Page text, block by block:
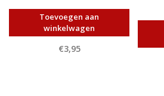
Toevoegen aan
winkelwagen
€3,95